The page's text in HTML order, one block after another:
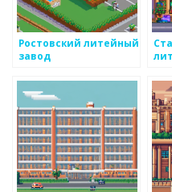
Ростовский литейный
завод